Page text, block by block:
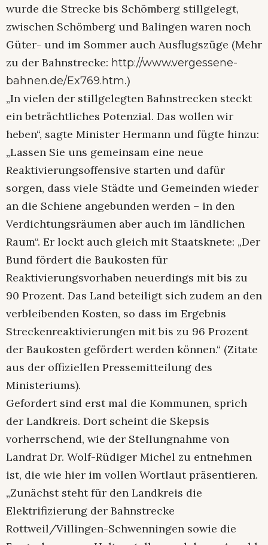
wurde die Strecke bis Schömberg stillgelegt,
zwischen Schömberg und Balingen waren noch
Güter- und im Sommer auch Ausflugszüge (Mehr
zu der Bahnstrecke: http://www.vergessene-
bahnen.de/Ex769.htm.)
„In vielen der stillgelegten Bahnstrecken steckt
ein beträchtliches Potenzial. Das wollen wir
heben“, sagte Minister Hermann und fügte hinzu:
„Lassen Sie uns gemeinsam eine neue
Reaktivierungsoffensive starten und dafür
sorgen, dass viele Städte und Gemeinden wieder
an die Schiene angebunden werden – in den
Verdichtungsräumen aber auch im ländlichen
Raum“. Er lockt auch gleich mit Staatsknete: „Der
Bund fördert die Baukosten für
Reaktivierungsvorhaben neuerdings mit bis zu
90 Prozent. Das Land beteiligt sich zudem an den
verbleibenden Kosten, so dass im Ergebnis
Streckenreaktivierungen mit bis zu 96 Prozent
der Baukosten gefördert werden können.“ (Zitate
aus der offiziellen Pressemitteilung des
Ministeriums).
Gefordert sind erst mal die Kommunen, sprich
der Landkreis. Dort scheint die Skepsis
vorherrschend, wie der Stellungnahme von
Landrat Dr. Wolf-Rüdiger Michel zu entnehmen
ist, die wie hier im vollen Wortlaut präsentieren.
„Zunächst steht für den Landkreis die
Elektrifizierung der Bahnstrecke
Rottweil/Villingen-Schwenningen sowie die